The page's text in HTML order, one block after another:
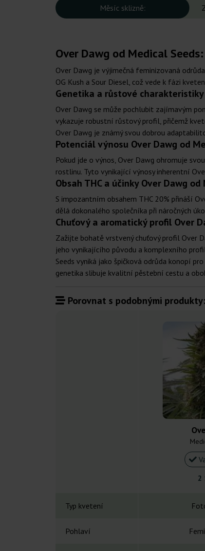
Měsíc sklizně:
Over Dawg od Medical
Over Dawg je výjimečná feminizovaná
OG Kush a Sour Diesel, což vede k fázi
Genetika a růstové
Over Dawg se může pochlubit zajímavým
vykazuje robustní růstový profil, přičemž
Over Dawg je známý svou dobrou
Potenciál výnosu Over Dawg od
Pokud jde o výnos, Over Dawg ohromuje
rostlinu. Tyto vynikající výnosy inherentní
Obsah THC a účinky Over Dawg
S impozantním obsahem THC 20% přináší
dělá dokonalého společníka při náročných
Chuťový a aromatický profil Over
Zažijte bohatě vrstvený chuťový profil Over
jeho vynikajícího původu a komplexního
Seeds vyniká jako špičková odrůda konopí
genetika slibuje kvalitní pěstební cestu a
Porovnat s podobnými produkty:
2
Typ kvetení
Pohlaví